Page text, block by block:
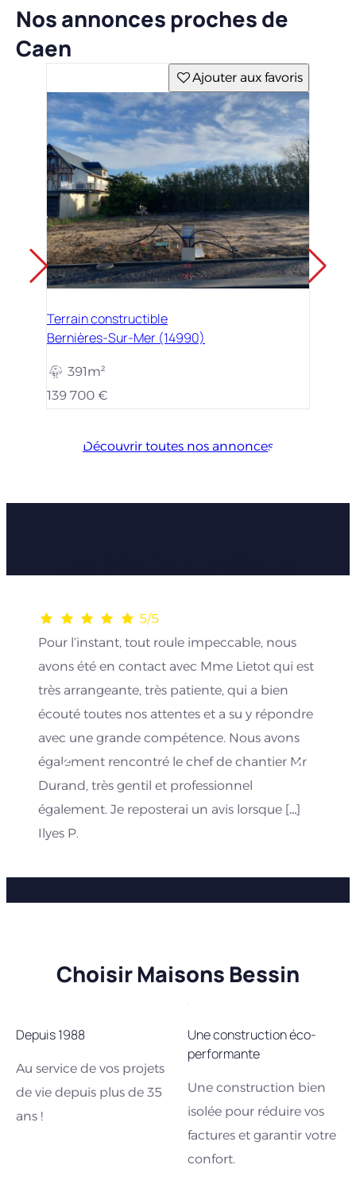
Nos annonces proches de
Caen
Ajouter aux favoris
Terrain constructible
Bernières-Sur-Mer (14990)
391m²
139 700 €
Découvrir toutes nos annonces
5/5
Pour l’instant, tout roule impeccable, nous
avons été en contact avec Mme Lietot qui est
très arrangeante, très patiente, qui a bien
écouté toutes nos attentes et a su y répondre
avec une grande compétence. Nous avons
également rencontré le chef de chantier Mr
Durand, très gentil et professionnel
également. Je reposterai un avis lorsque […]
Ilyes P.
Choisir Maisons Bessin
Depuis 1988
Au service de vos projets
de vie depuis plus de 35
ans !
Une construction éco-
performante
Une construction bien
isolée pour réduire vos
factures et garantir votre
confort.